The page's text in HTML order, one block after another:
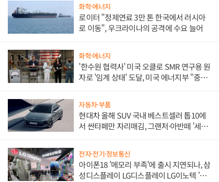
화학·에너지
로이터 "정제연료 3만 톤 한국에서 러시아
로 이동", 우크라이나의 공격에 수요 늘어
화학·에너지
'한수원 협력사' 미국 오클로 SMR 연구용 원
자로 '임계 상태' 도달, 미국 에너지부 "중요
자동차·부품
현대차 올해 SUV 국내 베스트셀러 톱10에
서 싼타페만 자리매김, 그랜저·아반떼 '세단
전자·전기·정보통신
아이폰18 '메모리 부족'에 출시 지연되나, 삼
성디스플레이 LG디스플레이 LG이노텍 '탈